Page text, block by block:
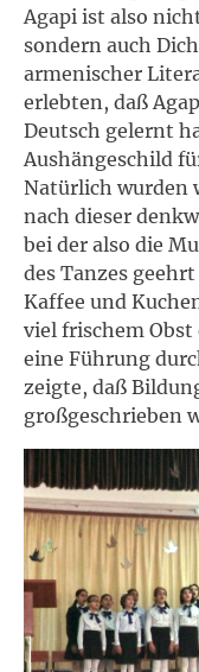
Agapi ist also
sondern auch
armenischer
erlebten, daß
Deutsch gelernt
Aushängeschild
Natürlich wurden
nach dieser
bei der also die
des Tanzes
Kaffee und
viel frischem
eine Führung
zeigte, daß
großgeschrieben